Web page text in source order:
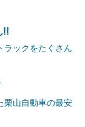
!!
ラックをたくさん
栗山自動車の最安